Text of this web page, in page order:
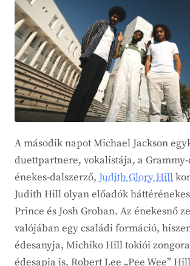
A második napot Michael Jackson
duettpartnere, vokalistája, a
énekes-dalszerző, Judith Glory Hill
Judith Hill olyan előadók
Prince és Josh Groban. Az énekesnő
valójában egy családi formáció,
édesanyja, Michiko Hill tokiói
édesapja is, Robert Lee „Pee Wee”